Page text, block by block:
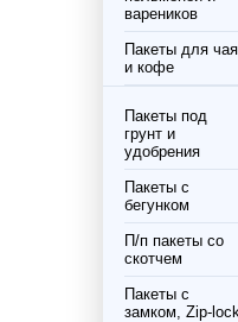
вареников
Пакеты для чая
и кофе
Пакеты под
грунт и
удобрения
Пакеты с
бегунком
П/п пакеты со
скотчем
Пакеты с
замком, Zip-